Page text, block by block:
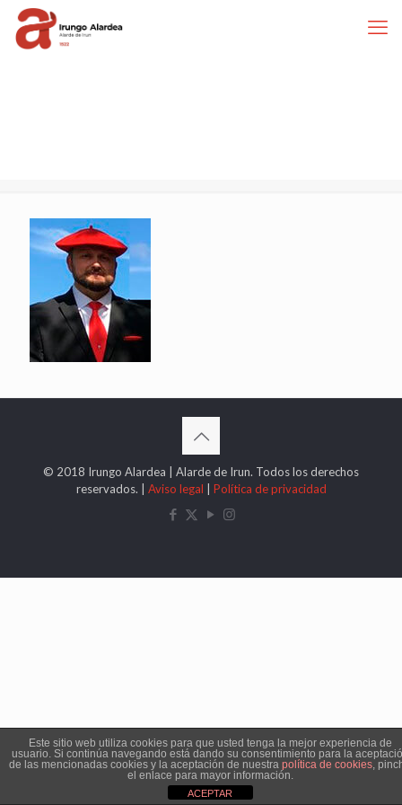
© 2018 Irungo Alardea | Alarde de Irun. Todos los derechos
reservados. | Aviso legal Política de privacidad
Este sitio web utiliza cookies para que usted tenga la mejor experiencia de
usuario. Si continúa navegando está dando su consentimiento para la
de las mencionadas cookies y la aceptación de nuestra política de cookies,
el enlace para mayor información.
ACEPTAR